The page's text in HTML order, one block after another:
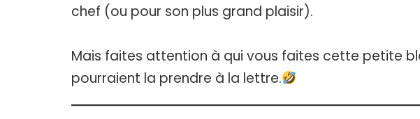
chef (ou pour son plus grand plaisir).
Mais faites attention à qui vous faites cette petite
pourraient la prendre à la lettre.